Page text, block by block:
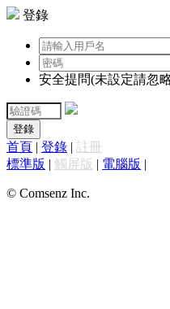
登錄
安全提問(未設定請忽
登錄
首頁 | 登錄 | 註冊
標準版 | 觸屏版 | 電腦版 |
© Comsenz Inc.